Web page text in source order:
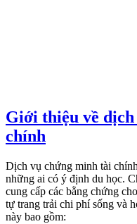
Giới thiệu về
chính
Dịch vụ chứng minh tài
những ai có ý định du học.
cung cấp các bằng chứng
tự trang trải chi phí sống và
này bao gồm: